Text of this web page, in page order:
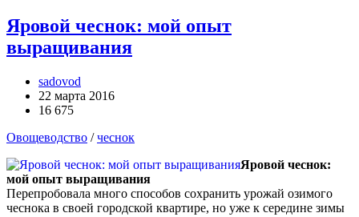
Яровой чеснок: мой опыт
выращивания
sadovod
22 марта 2016
16 675
Овощеводство /чеснок
Яровой чеснок:
мой опыт выращивания
Перепробовала много способов сохранить урожай озимого
чеснока в своей городской квартире, но уже к середине зимы